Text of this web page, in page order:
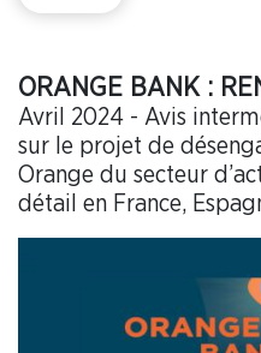
ORANGE BANK :
Avril 2024 - Avis
sur le projet de
Orange du secteur
détail en France,